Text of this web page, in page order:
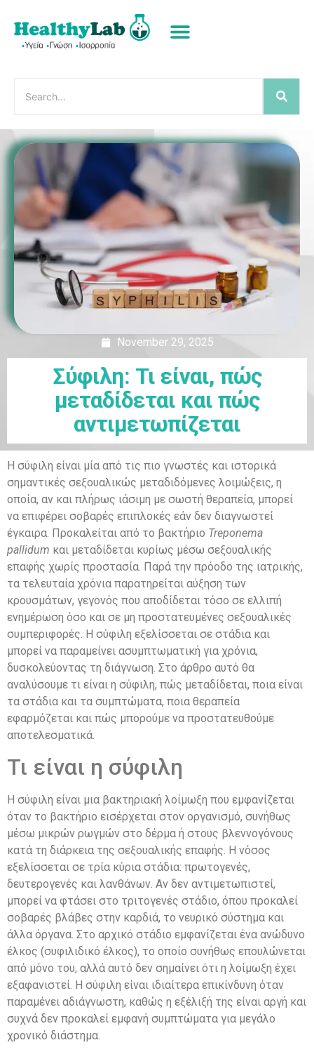
November 29, 2025
Σύφιλη: Τι είναι, πώς
μεταδίδεται και πώς
αντιμετωπίζεται
Η σύφιλη είναι μία από τις πιο γνωστές και ιστορικά
σημαντικές σεξουαλικώς μεταδιδόμενες λοιμώξεις, η
οποία, αν και πλήρως ιάσιμη με σωστή θεραπεία, μπορεί
να επιφέρει σοβαρές επιπλοκές εάν δεν διαγνωστεί
έγκαιρα. Προκαλείται από το βακτήριο Treponema
pallidum και μεταδίδεται κυρίως μέσω σεξουαλικής
επαφής χωρίς προστασία. Παρά την πρόοδο της ιατρικής,
τα τελευταία χρόνια παρατηρείται αύξηση των
κρουσμάτων, γεγονός που αποδίδεται τόσο σε ελλιπή
ενημέρωση όσο και σε μη προστατευμένες σεξουαλικές
συμπεριφορές. Η σύφιλη εξελίσσεται σε στάδια και
μπορεί να παραμείνει ασυμπτωματική για χρόνια,
δυσκολεύοντας τη διάγνωση. Στο άρθρο αυτό θα
αναλύσουμε τι είναι η σύφιλη, πώς μεταδίδεται, ποια είναι
τα στάδια και τα συμπτώματα, ποια θεραπεία
εφαρμόζεται και πώς μπορούμε να προστατευθούμε
αποτελεσματικά.
Τι είναι η σύφιλη
Η σύφιλη είναι μια βακτηριακή λοίμωξη που εμφανίζεται
όταν το βακτήριο εισέρχεται στον οργανισμό, συνήθως
μέσω μικρών ρωγμών στο δέρμα ή στους βλεννογόνους
κατά τη διάρκεια της σεξουαλικής επαφής. Η νόσος
εξελίσσεται σε τρία κύρια στάδια: πρωτογενές,
δευτερογενές και λανθάνων. Αν δεν αντιμετωπιστεί,
μπορεί να φτάσει στο τριτογενές στάδιο, όπου προκαλεί
σοβαρές βλάβες στην καρδιά, το νευρικό σύστημα και
άλλα όργανα. Στο αρχικό στάδιο εμφανίζεται ένα ανώδυνο
έλκος (συφιλιδικό έλκος), το οποίο συνήθως επουλώνεται
από μόνο του, αλλά αυτό δεν σημαίνει ότι η λοίμωξη έχει
εξαφανιστεί. Η σύφιλη είναι ιδιαίτερα επικίνδυνη όταν
παραμένει αδιάγνωστη, καθώς η εξέλιξή της είναι αργή και
συχνά δεν προκαλεί εμφανή συμπτώματα για μεγάλο
χρονικό διάστημα.